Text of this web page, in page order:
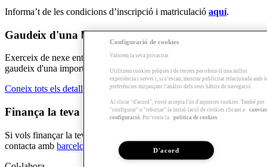
Informa’t de les condicions d’inscripció i matriculació aquí.
Gaudeix d'una beca si et fas delegat/da!
Exerceix de nexe entre l'escola, els docents i els teus companys i
gaudeix d'una important beca per desenvolupar aquestes tasques.
Coneix tots els detalls de la beca
Finança la teva formació!
Si vols finançar la teva formació amb el
contacta amb barcelona@arquia.es
o truca al 93 4826850.
Configuració de cookies
Valorem la seva privacitat
Utilitzem cookies pròpies i de tercers per oferir-li una millor
experiència i servei i, si s’escau, mostrar publicitat relacionada amb
preferències mitjançant l'anàlisi dels seus hàbits de navegació.
Al clicar "d'acord", vostè accepta l'ús d'aquestes cookies. També pot
"configurar" o "rebutjar" la instal·lació de cookies clicant a
canviar
configuració . Pot veure la política de cookies
D'acord